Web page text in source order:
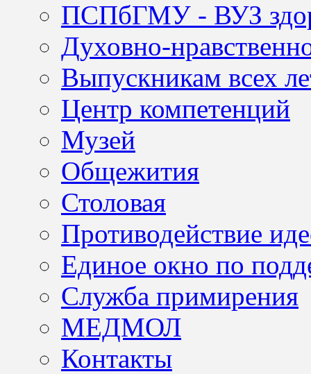
ПСПбГМУ - ВУЗ
Духовно-
Выпускникам всех
Центр компетенций
Музей
Общежития
Столовая
Противодействие
Единое окно по
Служба примирения
МЕДМОЛ
Контакты